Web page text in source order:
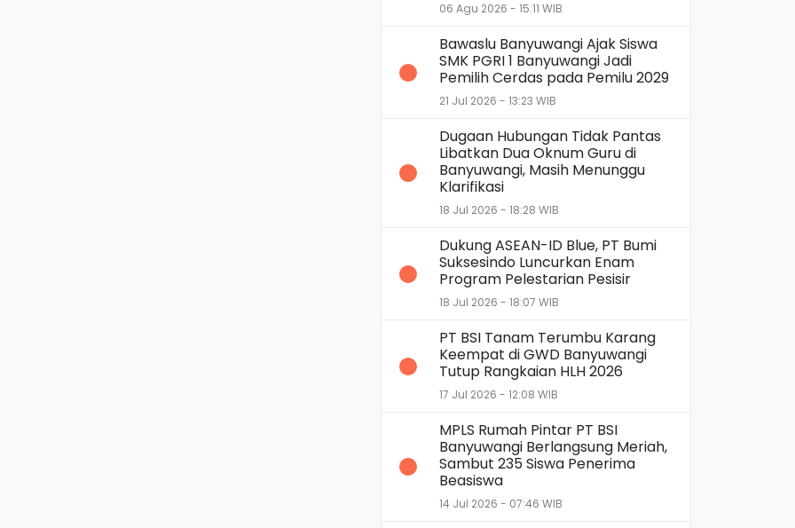
06 Agu 2026 - 15:11 WIB
Bawaslu Banyuwangi Ajak Siswa
SMK PGRI 1 Banyuwangi Jadi
Pemilih Cerdas pada Pemilu 2029
21 Jul 2026 - 13:23 WIB
Dugaan Hubungan Tidak Pantas
Libatkan Dua Oknum Guru di
Banyuwangi, Masih Menunggu
Klarifikasi
18 Jul 2026 - 18:28 WIB
Dukung ASEAN-ID Blue, PT Bumi
Suksesindo Luncurkan Enam
Program Pelestarian Pesisir
18 Jul 2026 - 18:07 WIB
PT BSI Tanam Terumbu Karang
Keempat di GWD Banyuwangi
Tutup Rangkaian HLH 2026
17 Jul 2026 - 12:08 WIB
MPLS Rumah Pintar PT BSI
Banyuwangi Berlangsung Meriah,
Sambut 235 Siswa Penerima
Beasiswa
14 Jul 2026 - 07:46 WIB